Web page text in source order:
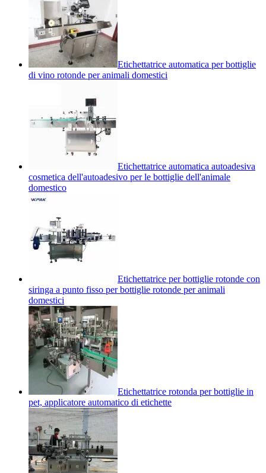
Etichettatrice automatica per bottiglie
di vino rotonde per animali domestici
Etichettatrice automatica autoadesiva
cosmetica dell'autoadesivo per le bottiglie dell'animale
domestico
Etichettatrice per bottiglie rotonde con
siringa a punto fisso per bottiglie rotonde per animali
domestici
Etichettatrice rotonda per bottiglie in
pet, applicatore automatico di etichette